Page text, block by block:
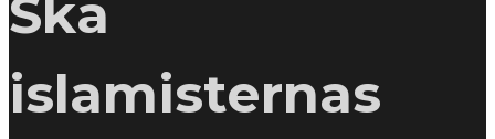
Ska
islamisternas